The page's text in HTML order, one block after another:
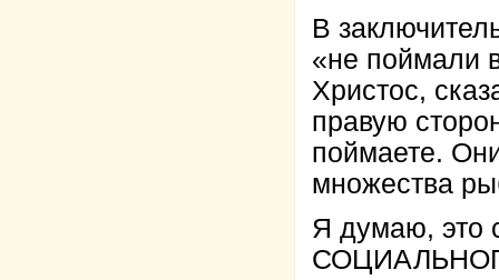
В
«не поймали
Христос,
правую
поймаете.
множества
Я думаю, это